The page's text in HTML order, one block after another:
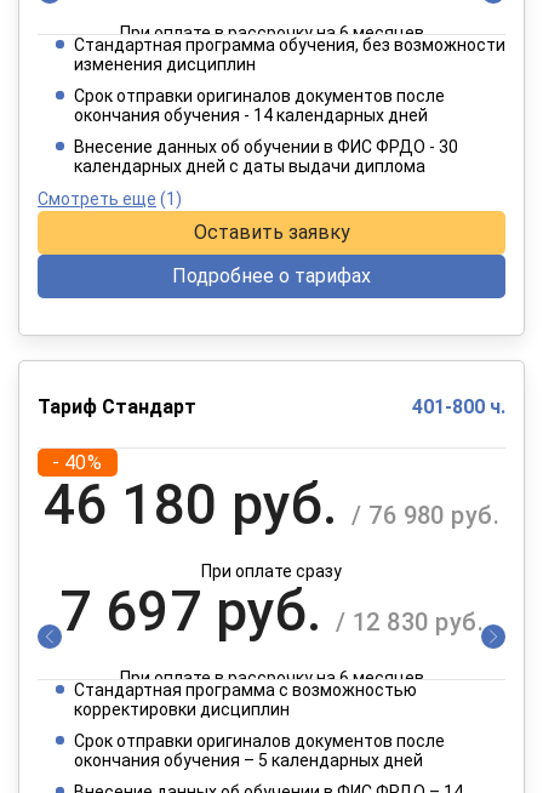
При оплате в рассрочку на 6 месяцев
2 749 руб.
При оплате в рассрочку на 12 месяцев
Стандартная программа обучения, без возможности
изменения дисциплин
Срок отправки оригиналов документов после
окончания обучения - 14 календарных дней
Внесение данных об обучении в ФИС ФРДО - 30
календарных дней с даты выдачи диплома
Смотреть еще (1)
Оставить заявку
Подробнее о тарифах
Тариф Стандарт 401-800 ч.
- 40%
46 180 руб. / 76 980 руб.
При оплате сразу
7 697 руб. / 12 830 руб.
При оплате в рассрочку на 6 месяцев
3 849 руб.
При оплате в рассрочку на 12 месяцев
Стандартная программа с возможностью
корректировки дисциплин
Срок отправки оригиналов документов после
окончания обучения – 5 календарных дней